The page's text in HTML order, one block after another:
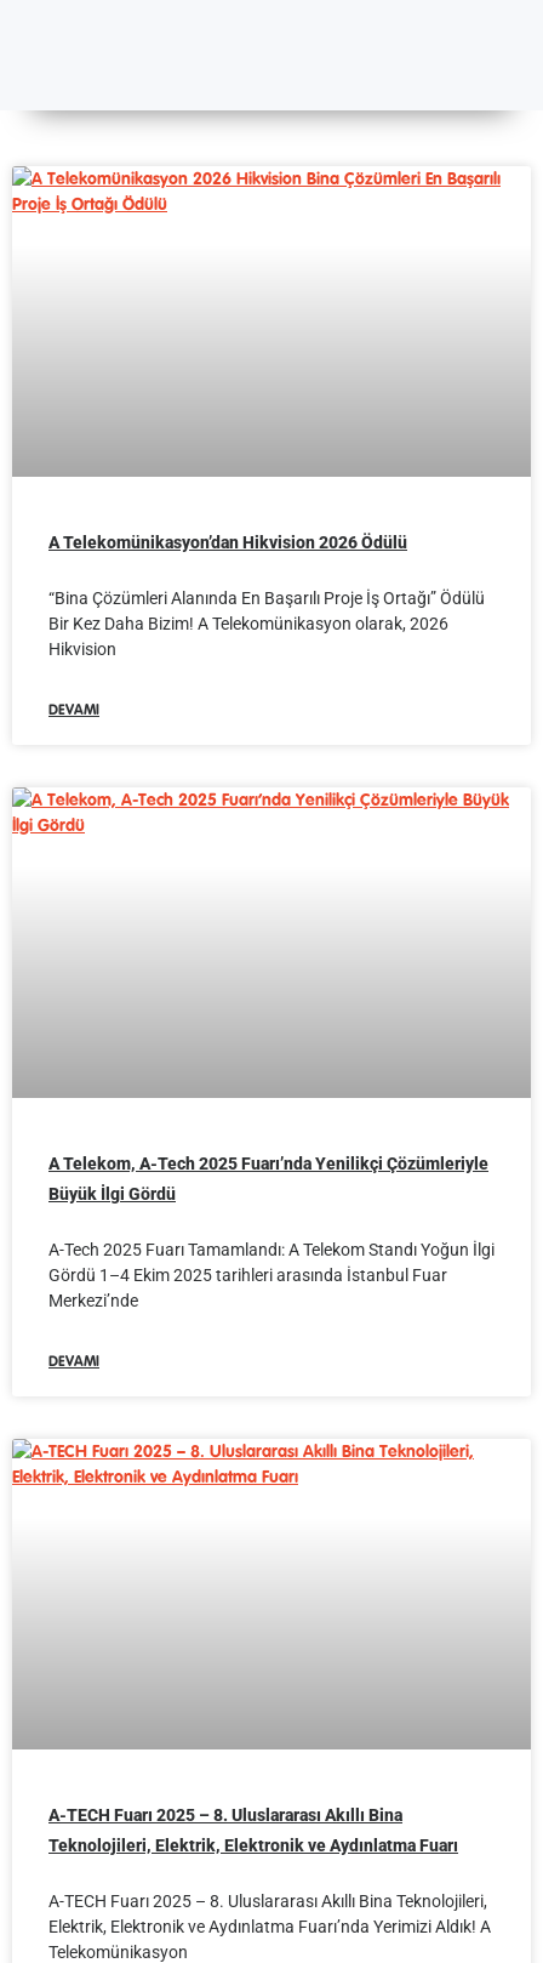
A Telekomünikasyon’dan Hikvision 2026 Ödülü
“Bina Çözümleri Alanında En Başarılı Proje İş Ortağı” Ödülü
Bir Kez Daha Bizim! A Telekomünikasyon olarak, 2026
Hikvision
DEVAMI
A Telekom, A-Tech 2025 Fuarı’nda Yenilikçi Çözümleriyle
Büyük İlgi Gördü
A-Tech 2025 Fuarı Tamamlandı: A Telekom Standı Yoğun İlgi
Gördü 1–4 Ekim 2025 tarihleri arasında İstanbul Fuar
Merkezi’nde
DEVAMI
A-TECH Fuarı 2025 – 8. Uluslararası Akıllı Bina
Teknolojileri, Elektrik, Elektronik ve Aydınlatma Fuarı
A-TECH Fuarı 2025 – 8. Uluslararası Akıllı Bina Teknolojileri,
Elektrik, Elektronik ve Aydınlatma Fuarı’nda Yerimizi Aldık! A
Telekomünikasyon